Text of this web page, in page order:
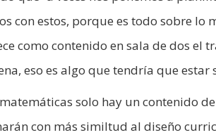
con estos, porque es todo sobre lo
como contenido en sala de dos el
eso es algo que tendría que estar
solo hay un contenido
con más similtud al diseño